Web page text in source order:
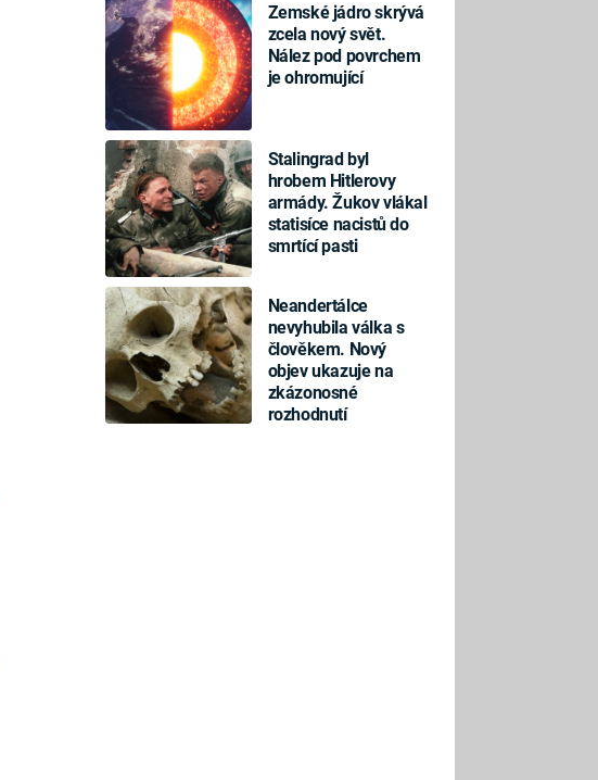
Zemské jádro skrývá
zcela nový svět.
Nález pod povrchem
je ohromující
Stalingrad byl
hrobem Hitlerovy
armády. Žukov vlákal
statisíce nacistů do
smrtící pasti
Neandertálce
nevyhubila válka s
člověkem. Nový
objev ukazuje na
zkázonosné
rozhodnutí